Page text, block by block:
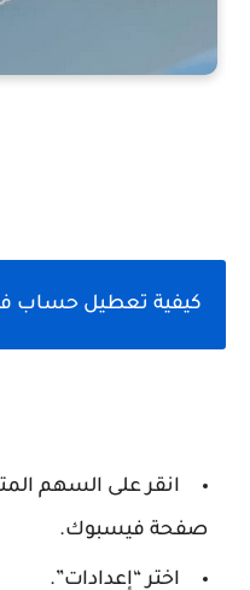
كيفية تعطيل حساب
انقر على السهم
صفحة فيسبوك.
اختر “إعدادات”.